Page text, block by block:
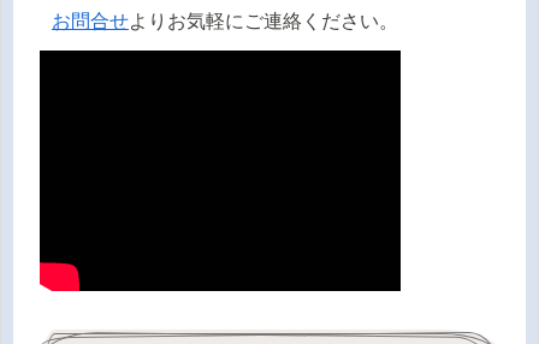
お問合せよりお気軽にご連絡ください。